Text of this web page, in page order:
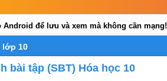
để lưu và xem mà không cần mạng!
lớp 10
bài tập (SBT) Hóa học 10